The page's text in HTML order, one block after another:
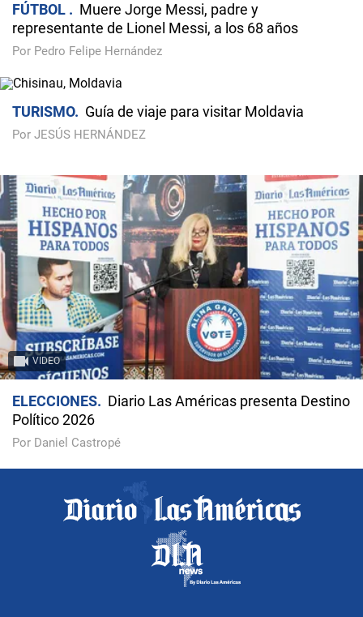
FÚTBOL
Muere Jorge Messi, padre y
representante de Lionel Messi, a los 68 años
Por Pedro Felipe Hernández
TURISMO Guía de viaje para visitar Moldavia
Por JESÚS HERNÁNDEZ
VIDEO
ELECCIONES
Diario Las Américas presenta Destino
Político 2026
Por Daniel Castropé